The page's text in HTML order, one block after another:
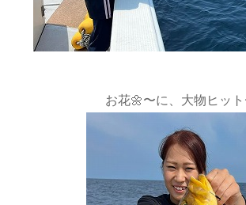
お花🌼〜に、大物ヒッ